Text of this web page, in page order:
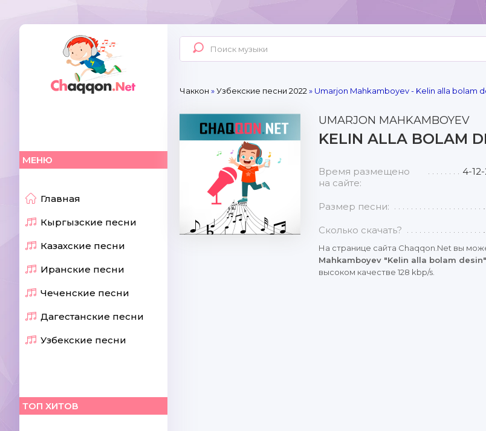
МЕНЮ
Главная
Кыргызские песни
Казахские песни
Иранские песни
Чеченские песни
Дагестанские песни
Узбекские песни
ТОП ХИТОВ
Чаккон »Узбекские песни 2022 » Umarjon Mahkamboyev - Kelin alla bolam
UMARJON MAHKAMBOYEV
KELIN ALLA BOLAM
Время размещено
на сайте:
4-
Размер песни:
Сколько скачать?
На странице сайта Chaqqon.Net вы
Mahkamboyev "Kelin alla bolam desin"
высоком качестве 128 kbp/s.